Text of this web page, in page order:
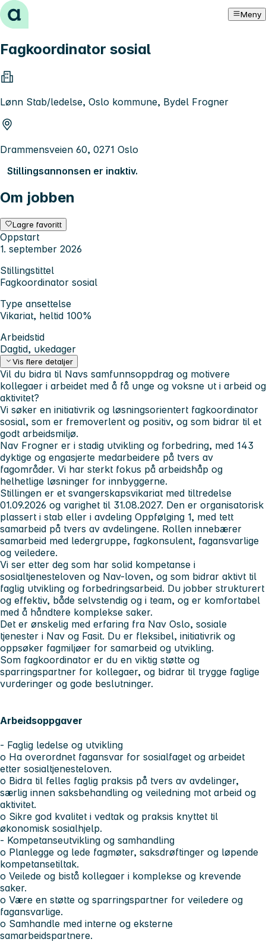
Hopp til innhold Meny
Fagkoordinator sosial
Lønn Stab/ledelse, Oslo kommune, Bydel Frogner
Drammensveien 60, 0271 Oslo
Stillingsannonsen er inaktiv.
Om jobben
Lagre favoritt
Oppstart
1. september 2026
Stillingstittel
Fagkoordinator sosial
Type ansettelse
Vikariat, heltid 100%
Arbeidstid
Dagtid, ukedager
Vis flere detaljer
Vil du bidra til Navs samfunnsoppdrag og motivere
kollegaer i arbeidet med å få unge og voksne ut i arbeid og
aktivitet?
Vi søker en initiativrik og løsningsorientert fagkoordinator
sosial, som er fremoverlent og positiv, og som bidrar til et
godt arbeidsmiljø.
Nav Frogner er i stadig utvikling og forbedring, med 143
dyktige og engasjerte medarbeidere på tvers av
fagområder. Vi har sterkt fokus på arbeidshåp og
helhetlige løsninger for innbyggerne.
Stillingen er et svangerskapsvikariat med tiltredelse
01.09.2026 og varighet til 31.08.2027. Den er organisatorisk
plassert i stab eller i avdeling Oppfølging 1, med tett
samarbeid på tvers av avdelingene. Rollen innebærer
samarbeid med ledergruppe, fagkonsulent, fagansvarlige
og veiledere.
Vi ser etter deg som har solid kompetanse i
sosialtjenesteloven og Nav-loven, og som bidrar aktivt til
faglig utvikling og forbedringsarbeid. Du jobber strukturert
og effektiv, både selvstendig og i team, og er komfortabel
med å håndtere komplekse saker.
Det er ønskelig med erfaring fra Nav Oslo, sosiale
tjenester i Nav og Fasit. Du er fleksibel, initiativrik og
oppsøker fagmiljøer for samarbeid og utvikling.
Som fagkoordinator er du en viktig støtte og
sparringspartner for kollegaer, og bidrar til trygge faglige
vurderinger og gode beslutninger.
Arbeidsoppgaver
- Faglig ledelse og utvikling
o Ha overordnet fagansvar for sosialfaget og arbeidet
etter sosialtjenesteloven.
o Bidra til felles faglig praksis på tvers av avdelinger,
særlig innen saksbehandling og veiledning mot arbeid og
aktivitet.
o Sikre god kvalitet i vedtak og praksis knyttet til
økonomisk sosialhjelp.
- Kompetanseutvikling og samhandling
o Planlegge og lede fagmøter, saksdrøftinger og løpende
kompetansetiltak.
o Veilede og bistå kollegaer i komplekse og krevende
saker.
o Være en støtte og sparringspartner for veiledere og
fagansvarlige.
o Samhandle med interne og eksterne
samarbeidspartnere.